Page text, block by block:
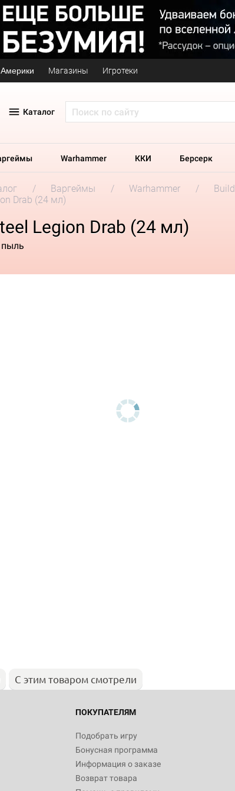
Магазины Игротеки
Каталог
Warhammer ККИ Берсерк
Варгеймы Warhammer
Drab (24 мл)
Legion Drab (24 мл)
пыль
С этим товаром смотрели
ПОКУПАТЕЛЯМ
Подобрать игру
Бонусная программа
Информация о заказе
Возврат товара